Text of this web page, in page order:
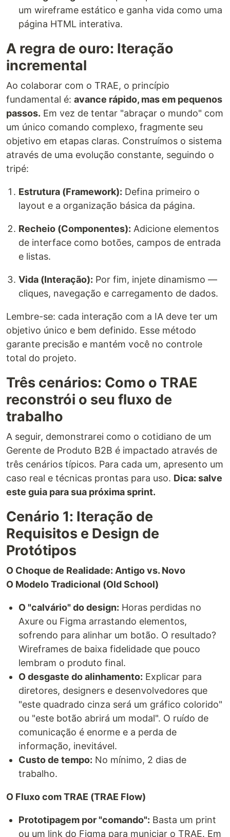
um wireframe estático e ganha vida como uma
página HTML interativa.
A regra de ouro: Iteração
incremental
Ao colaborar com o TRAE, o princípio
fundamental é: avance rápido, mas em pequenos
passos. Em vez de tentar "abraçar o mundo" com
um único comando complexo, fragmente seu
objetivo em etapas claras. Construímos o sistema
através de uma evolução constante, seguindo o
tripé:
Estrutura (Framework): Defina primeiro o
layout e a organização básica da página.
Recheio (Componentes): Adicione elementos
de interface como botões, campos de entrada
e listas.
Vida (Interação): Por fim, injete dinamismo —
cliques, navegação e carregamento de dados.
Lembre-se: cada interação com a IA deve ter um
objetivo único e bem definido. Esse método
garante precisão e mantém você no controle
total do projeto.
Três cenários: Como o TRAE
reconstrói o seu fluxo de
trabalho
A seguir, demonstrarei como o cotidiano de um
Gerente de Produto B2B é impactado através de
três cenários típicos. Para cada um, apresento um
caso real e técnicas prontas para uso. Dica: salve
este guia para sua próxima sprint.
Cenário 1: Iteração de
Requisitos e Design de
Protótipos
O Choque de Realidade: Antigo vs. Novo
O Modelo Tradicional (Old School)
O "calvário" do design: Horas perdidas no
Axure ou Figma arrastando elementos,
sofrendo para alinhar um botão. O resultado?
Wireframes de baixa fidelidade que pouco
lembram o produto final.
O desgaste do alinhamento: Explicar para
diretores, designers e desenvolvedores que
"este quadrado cinza será um gráfico colorido"
ou "este botão abrirá um modal". O ruído de
comunicação é enorme e a perda de
informação, inevitável.
Custo de tempo: No mínimo, 2 dias de
trabalho.
O Fluxo com TRAE (TRAE Flow)
Prototipagem por "comando": Basta um print
ou um link do Figma para municiar o TRAE. Em